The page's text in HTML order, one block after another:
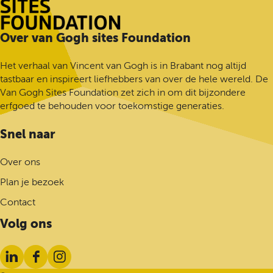
e
p
a
i
n
a
o
F
c
b
o
k
G
n
a
a
r
d
e
o
e
p
g
Over van Gogh sites Foundation
Het verhaal van Vincent van Gogh is in Brabant nog altijd
tastbaar en inspireert liefhebbers van over de hele wereld. De
Van Gogh Sites Foundation zet zich in om dit bijzondere
erfgoed te behouden voor toekomstige generaties.
Snel naar
Over ons
Plan je bezoek
Contact
Volg ons
L
F
I